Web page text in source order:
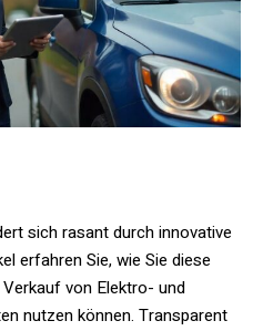
sich rasant durch innovative
erfahren Sie, wie Sie diese
von Elektro- und
nutzen können. Transparent